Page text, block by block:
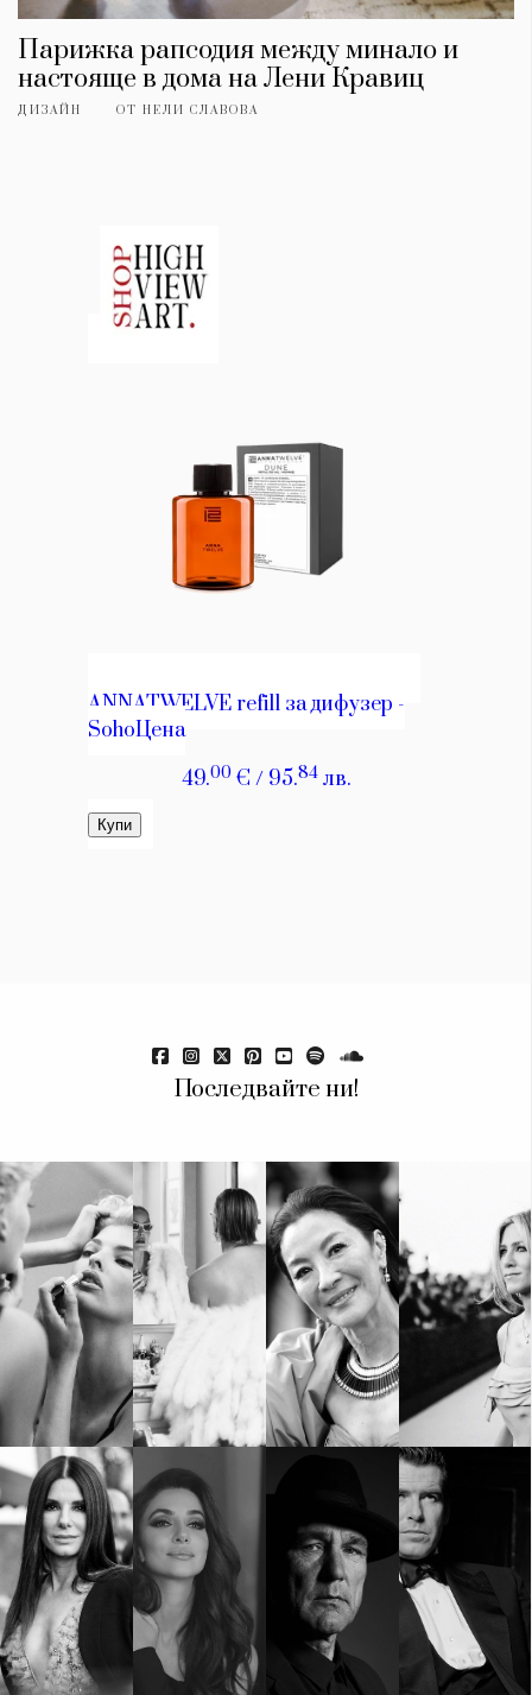
Парижка рапсодия между минало и
настояще в дома на Лени Кравиц
ДИЗАЙН ОТ НЕЛИ СЛАВОВА
Последвайте ни!
Красота
Цветно
Гурме
Пътувай
Wellness
ползване
За нас
поверителност
ModerenDom
СЛЕДВАЙТЕ НИ
Facebook Instagram Twitter
Pinterest
YouTube
Spotify Soundcloud
Ако нашият сайт ви харесва, можете да се абонирате за
седмичния ни нюзлетър тук:
© 2026, HighViewArt | Всички права запазени